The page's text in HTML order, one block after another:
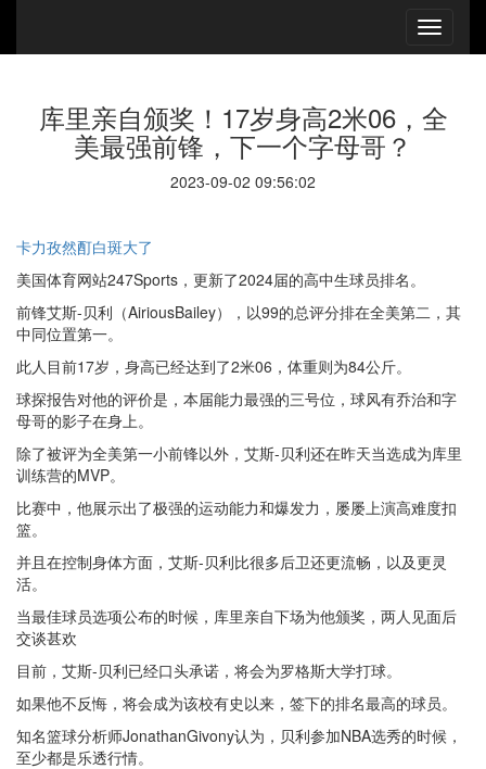
库里亲自颁奖！17岁身高2米06，全
美最强前锋，下一个字母哥？
2023-09-02 09:56:02
卡力孜然酊白斑大了
美国体育网站247Sports，更新了2024届的高中生球员排名。
前锋艾斯-贝利（AiriousBailey），以99的总评分排在全美第二，其
中同位置第一。
此人目前17岁，身高已经达到了2米06，体重则为84公斤。
球探报告对他的评价是，本届能力最强的三号位，球风有乔治和字
母哥的影子在身上。
除了被评为全美第一小前锋以外，艾斯-贝利还在昨天当选成为库里
训练营的MVP。
比赛中，他展示出了极强的运动能力和爆发力，屡屡上演高难度扣
篮。
并且在控制身体方面，艾斯-贝利比很多后卫还更流畅，以及更灵
活。
当最佳球员选项公布的时候，库里亲自下场为他颁奖，两人见面后
交谈甚欢
目前，艾斯-贝利已经口头承诺，将会为罗格斯大学打球。
如果他不反悔，将会成为该校有史以来，签下的排名最高的球员。
知名篮球分析师JonathanGivony认为，贝利参加NBA选秀的时候，
至少都是乐透行情。